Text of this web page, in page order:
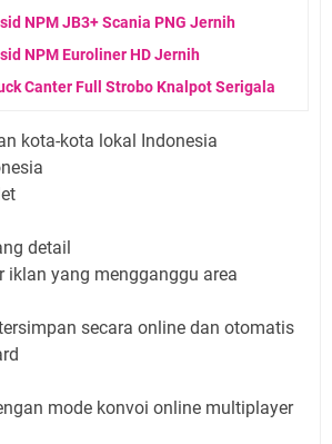
NPM JB3+ Scania PNG Jernih
NPM Euroliner HD Jernih
Canter Full Strobo Knalpot Serigala
kota-kota lokal Indonesia
detail
iklan yang mengganggu area
secara online dan otomatis
mode konvoi online multiplayer